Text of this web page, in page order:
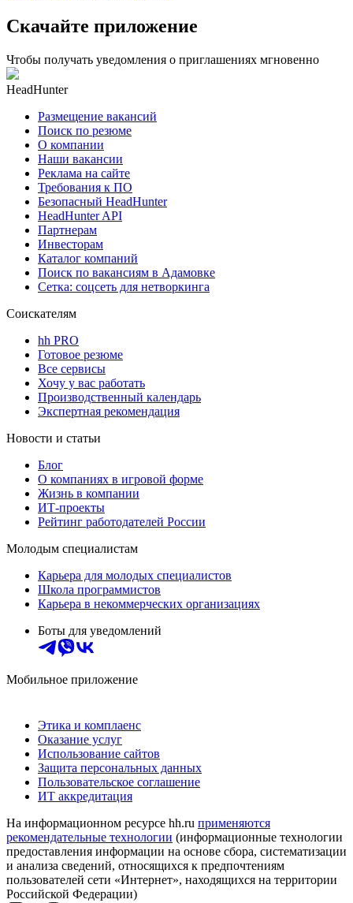
Скачайте приложение
Чтобы получать уведомления о приглашениях мгновенно
HeadHunter
Размещение вакансий
Поиск по резюме
О компании
Наши вакансии
Реклама на сайте
Требования к ПО
Безопасный HeadHunter
HeadHunter API
Партнерам
Инвесторам
Каталог компаний
Поиск по вакансиям в Адамовке
Сетка: соцсеть для нетворкинга
Соискателям
hh PRO
Готовое резюме
Все сервисы
Хочу у вас работать
Производственный календарь
Экспертная рекомендация
Новости и статьи
Блог
О компаниях в игровой форме
Жизнь в компании
ИТ-проекты
Рейтинг работодателей России
Молодым специалистам
Карьера для молодых специалистов
Школа программистов
Карьера в некоммерческих организациях
Боты для уведомлений
Мобильное приложение
Этика и комплаенс
Оказание услуг
Использование сайтов
Защита персональных данных
Пользовательское соглашение
ИТ аккредитация
На информационном ресурсе hh.ru применяются
рекомендательные технологии (информационные технологии
предоставления информации на основе сбора, систематизации
и анализа сведений, относящихся к предпочтениям
пользователей сети «Интернет», находящихся на территории
Российской Федерации)